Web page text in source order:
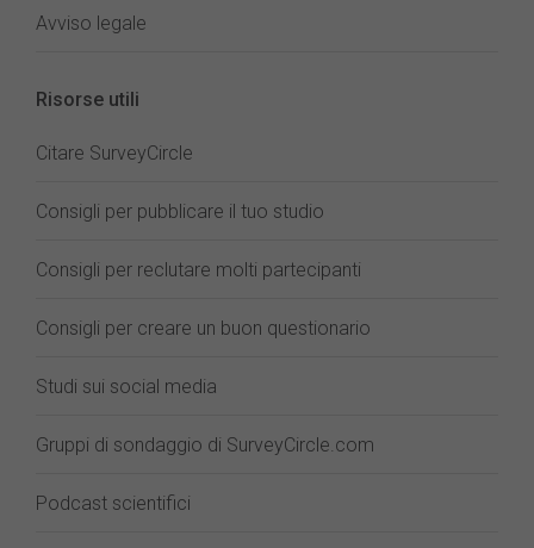
Avviso legale
Risorse utili
Citare SurveyCircle
Consigli per pubblicare il tuo studio
Consigli per reclutare molti partecipanti
Consigli per creare un buon questionario
Studi sui social media
Gruppi di sondaggio di SurveyCircle.com
Podcast scientifici